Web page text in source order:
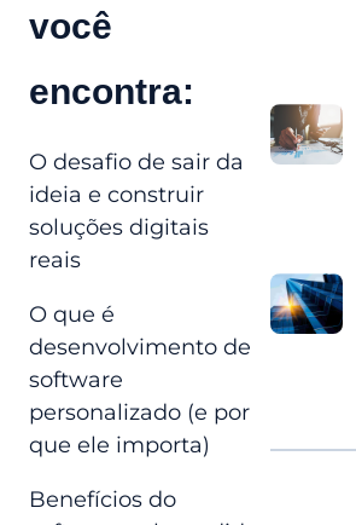
você
encontra:
O desafio de sair da
ideia e construir
soluções digitais
reais
O que é
desenvolvimento de
software
personalizado (e por
que ele importa)
Benefícios do